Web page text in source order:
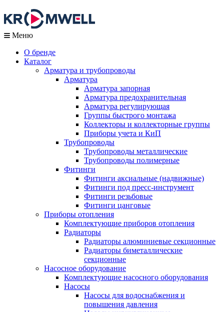
Меню
О бренде
Каталог
Арматура и трубопроводы
Арматура
Арматура запорная
Арматура предохранительная
Арматура регулирующая
Группы быстрого монтажа
Коллекторы и коллекторные группы
Приборы учета и КиП
Трубопроводы
Трубопроводы металлические
Трубопроводы полимерные
Фитинги
Фитинги аксиальные (надвижные)
Фитинги под пресс-инструмент
Фитинги резьбовые
Фитинги цанговые
Приборы отопления
Комплектующие приборов отопления
Радиаторы
Радиаторы алюминиевые секционные
Радиаторы биметаллические
секционные
Насосное оборудование
Комплектующие насосного оборудования
Насосы
Насосы для водоснабжения и
повышения давления